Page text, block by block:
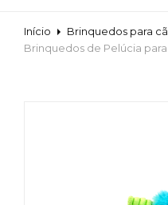
Início Brinquedos para
Brinquedos de Pelúcia